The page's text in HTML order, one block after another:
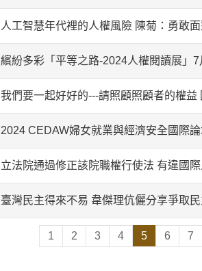
人工智慧年代裡的人權風險 陳菊：勇敢
繽紛多彩「平等之路-2024人權閱讀展」
我們要一起好好的---請照顧照顧者的權
2024 CEDAW婦女就業與經濟安全國際
立法院通過修正該院職權行使法 有違國
臺灣民主得來不易 韋傑理伉儷分享爭取
1 2 3 4 5 6 7